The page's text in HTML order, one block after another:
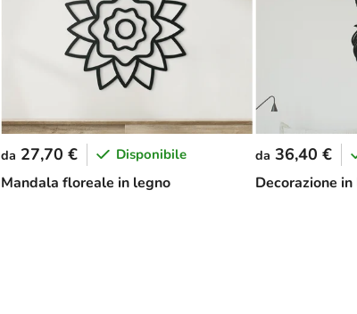
Mandala floreale in legno
da 27,70 € Disponibile
Decorazione
da 36,40 €